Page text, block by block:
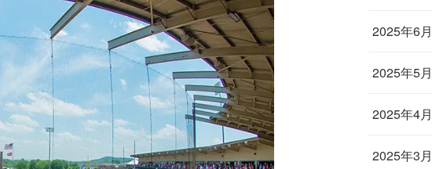
2025年6月
2025年5月
2025年4月
2025年3月